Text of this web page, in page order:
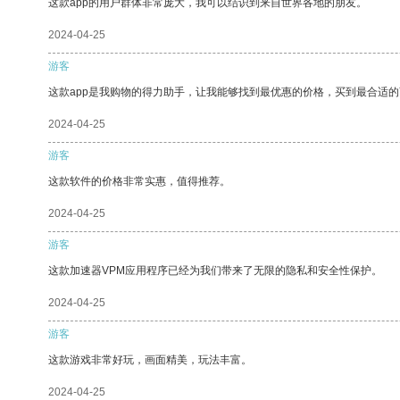
这款app的用户群体非常庞大，我可以结识到来自世界各地的朋友。
2024-04-25
游客
这款app是我购物的得力助手，让我能够找到最优惠的价格，买到最合适
2024-04-25
游客
这款软件的价格非常实惠，值得推荐。
2024-04-25
游客
这款加速器VPM应用程序已经为我们带来了无限的隐私和安全性保护。
2024-04-25
游客
这款游戏非常好玩，画面精美，玩法丰富。
2024-04-25